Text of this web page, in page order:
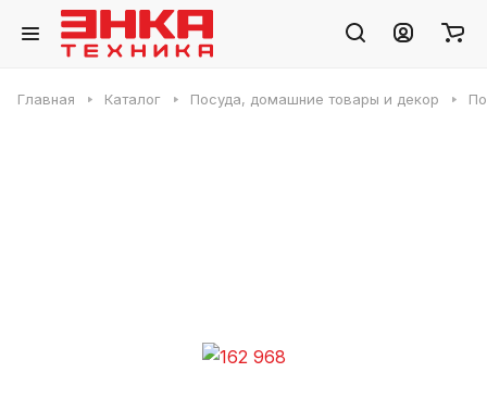
Главная Каталог Посуда, домашние товары и декор